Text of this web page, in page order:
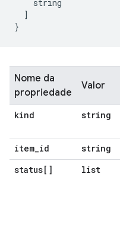
string
]
}
Nome da
propriedade
Valor
kind string
item_id string
status[] list